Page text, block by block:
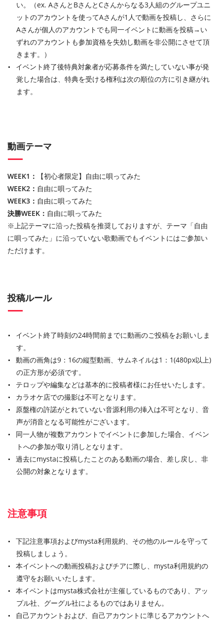
い。（ex. AさんとBさんとCさんからなる3人組のグループユニ
ットのアカウントを使ってAさんが1人で動画を投稿し、さらに
Aさんが個人のアカウントでも同一イベントに動画を投稿→い
ずれのアカウントも参加資格を失効し動画を非公開にさせて頂
きます。）
イベント終了後特典対象者が応募条件を満たしていない事が発
覚した場合は、特典を受ける権利は次の順位の方に引き継がれ
ます。
動画テーマ
WEEK1：
【初心者限定】自由に唄ってみた
WEEK2： 自由に唄ってみた
WEEK3： 自由に唄ってみた
決勝WEEK： 自由に唄ってみた
※上記テーマに沿った投稿を推奨しておりますが、テーマ「自由
に唄ってみた」に沿っていない歌動画でもイベントにはご参加い
ただけます。
投稿ルール
イベント終了時刻の24時間前までに動画のご投稿をお願いしま
す。
動画の画角は9：16の縦型動画、サムネイルは1：1(480px以上)
の正方形が必須です。
テロップや編集などは基本的に投稿者様にお任せいたします。
カラオケ店での撮影は不可となります。
原盤権の許諾がとれていない音源利用の挿入は不可となり、音
声が消音となる可能性がございます。
同一人物が複数アカウントでイベントに参加した場合、イベン
トへの参加が取り消しとなります。
過去にmystaに投稿したことのある動画の場合、差し戻し、非
公開の対象となります。
注意事項
下記注意事項およびmysta利用規約、その他のルールを守って
投稿しましょう。
本イベントへの動画投稿およびチアに際し、mysta利用規約の
遵守をお願いいたします。
本イベントはmysta株式会社が主催しているものであり、アッ
プル社、グーグル社によるものではありません。
自己アカウントおよび、自己アカウントに準じるアカウントへ